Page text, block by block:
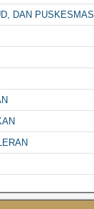
DAN PUSKESMAS